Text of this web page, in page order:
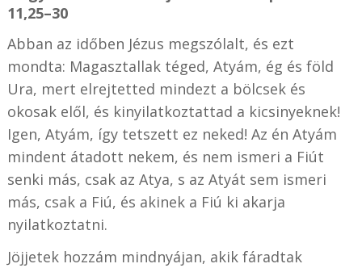
11,25–30
Abban az időben Jézus megszólalt, és ezt
mondta: Magasztallak téged, Atyám, ég és föld
Ura, mert elrejtetted mindezt a bölcsek és
okosak elől, és kinyilatkoztattad a kicsinyeknek!
Igen, Atyám, így tetszett ez neked! Az én Atyám
mindent átadott nekem, és nem ismeri a Fiút
senki más, csak az Atya, s az Atyát sem ismeri
más, csak a Fiú, és akinek a Fiú ki akarja
nyilatkoztatni.
Jöjjetek hozzám mindnyájan, akik fáradtak